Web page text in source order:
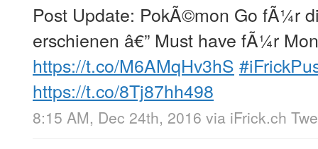
Post Update: PokÃ©mon Go fÃ¼r
erschienen â€” Must have fÃ¼r
https://t.co/M6AMqHv3hS
https://t.co/8Tj87hh498
8:15 AM, Dec 24th, 2016 via iFrick.ch